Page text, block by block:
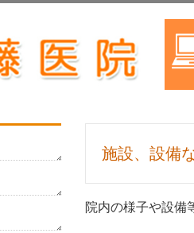
施設、設備
院内の様子や設備